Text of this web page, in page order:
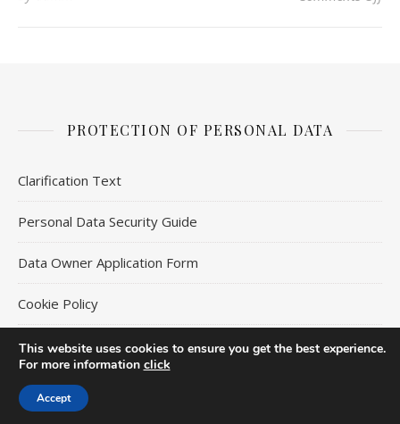
PROTECTION OF PERSONAL DATA
Clarification Text
Personal Data Security Guide
Data Owner Application Form
Cookie Policy
This website uses cookies to ensure you get the best experience.
For more information click
Accept